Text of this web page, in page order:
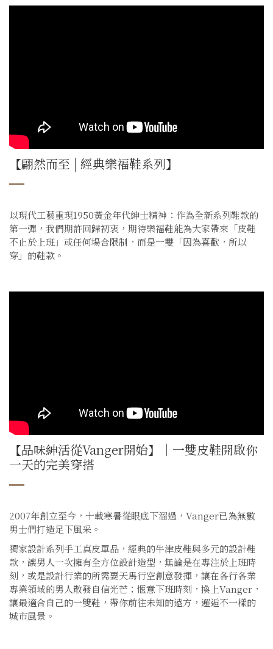
【翩然而至 | 經典樂福鞋系列】
以現代工藝重現1950黃金年代紳士精神：作為全新系列鞋款的
第一彈，我們期許回歸初衷，期待樂福鞋能為大家帶來「皮鞋
不止於上班」或任何場合限制，而是一雙「因為喜歡，所以
穿」的鞋款。
【品味紳活從Vanger開始】｜一雙皮鞋開啟你
一天的完美穿搭
2007年創立至今，十載寒暑從眼底下溜過，Vanger已為無數
男士們打造足下風采。
獨家設計系列手工真皮單品，經典的牛津皮鞋與多元的設計鞋
款，讓男人一次擁有全方位設計造型，無論是在專注於上班時
刻，或是設計行業的所需要天馬行空創意發揮，讓在各行各業
專業領域的男人散發自信光芒；愜意下班時刻，換上Vanger，
讓最適合自己的一雙鞋，帶你前往未知的遠方，邂逅不一樣的
城市風景。